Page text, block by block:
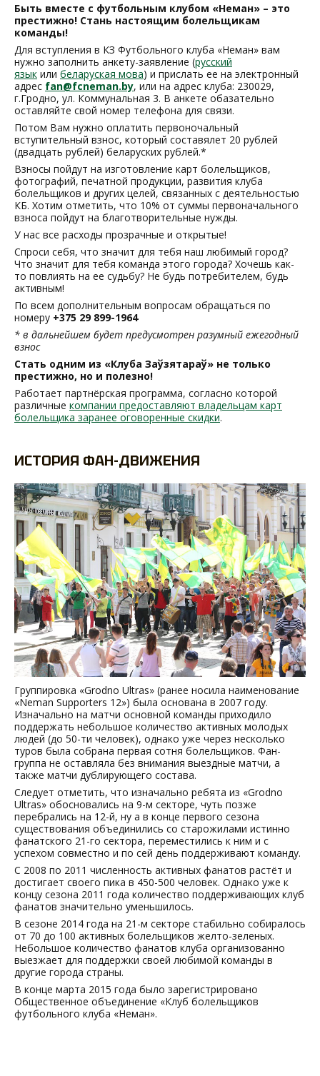
Быть вместе с футбольным клубом «Неман» –​ это
престижно! Стань настоящим болельщикам
команды!
Для вступления в КЗ Футбольного клуба «Неман» вам
нужно заполнить анкету-заявление (русский
язык или беларуская мова) и прислать ее на электронный
адрес fan@fcneman.by, или на адрес клуба: 230029,
г.Гродно, ул. Коммунальная 3. В анкете обазательно
оставляйте свой номер телефона для связи.
Потом Вам нужно оплатить первоночальный
вступительный взнос, который составялет 20 рублей
(двадцать рублей) беларуских рублей.*
Взносы пойдут на изготовление карт болельщиков,
фотографий, печатной продукции, развития клуба
болельщиков и других целей, связанных с деятельностью
КБ. Хотим отметить, что 10% от суммы первоначального
взноса пойдут на благотворительные нужды.
У нас все расходы прозрачные и открытые!
Спроси себя, что значит для тебя наш любимый город?
Что значит для тебя команда этого города? Хочешь как-
то повлиять на ее судьбу? Не будь потребителем, будь
активным!
По всем дополнительным вопросам обращаться по
номеру +375 29 899-1964
* в дальнейшем будет предусмотрен разумный ежегодный
взнос
Стать одним из «Клуба Заўзятараў»​ не только
престижно, но и полезно!
Работает партнёрская программа, согласно которой
различные компании предоставляют владельцам карт
болельщика заранее оговоренные скидки.
ИСТОРИЯ ФАН-ДВИЖЕНИЯ
Группировка «Grodno Ultras» (ранее носила наименование
«Neman Supporters 12») была основана в 2007 году.
Изначально на матчи основной команды приходило
поддержать небольшое количество активных молодых
людей (до 50-ти человек), однако уже через несколько
туров была собрана первая сотня болельщиков. Фан-
группа не оставляла без внимания выездные матчи, а
также матчи дублирующего состава.
Следует отметить, что изначально ребята из «Grodno
Ultras» обосновались на 9-м секторе, чуть позже
перебрались на 12-й, ну а в конце первого сезона
существования объединились со старожилами истинно
фанатского 21-го сектора, переместились к ним и с
успехом совместно и по сей день поддерживают команду.
С 2008 по 2011 численность активных фанатов растёт и
достигает своего пика в 450-500 человек. Однако уже к
концу сезона 2011 года количество поддерживающих клуб
фанатов значительно уменьшилось.
В сезоне 2014 года на 21-м секторе стабильно собиралось
от 70 до 100 активных болельщиков желто-зеленых.
Небольшое количество фанатов клуба организованно
выезжает для поддержки своей любимой команды в
другие города страны.
В конце марта 2015 года было зарегистрировано
Общественное объединение «Клуб болельщиков
футбольного клуба «Неман».